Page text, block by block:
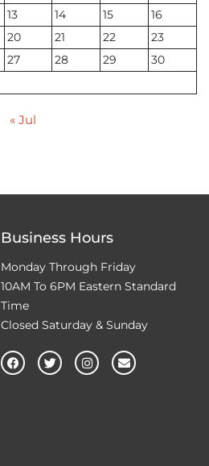
13 14 15
16
20 21 22
23
27 28 29
30
« Jul
Business Hours
Monday Through Friday
10AM To 6PM Eastern Standard
Time
Closed Saturday & Sunday